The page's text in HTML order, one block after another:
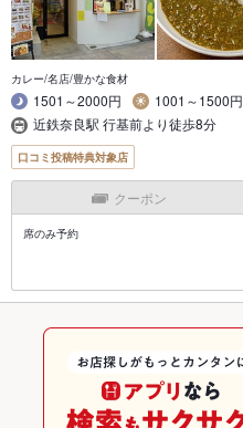
カレー/名店/豊かな食材
1501～2000円
1001～1500円
近鉄奈良駅 行基前より徒歩8分
口コミ投稿特典対象店
クーポン
席のみ予約